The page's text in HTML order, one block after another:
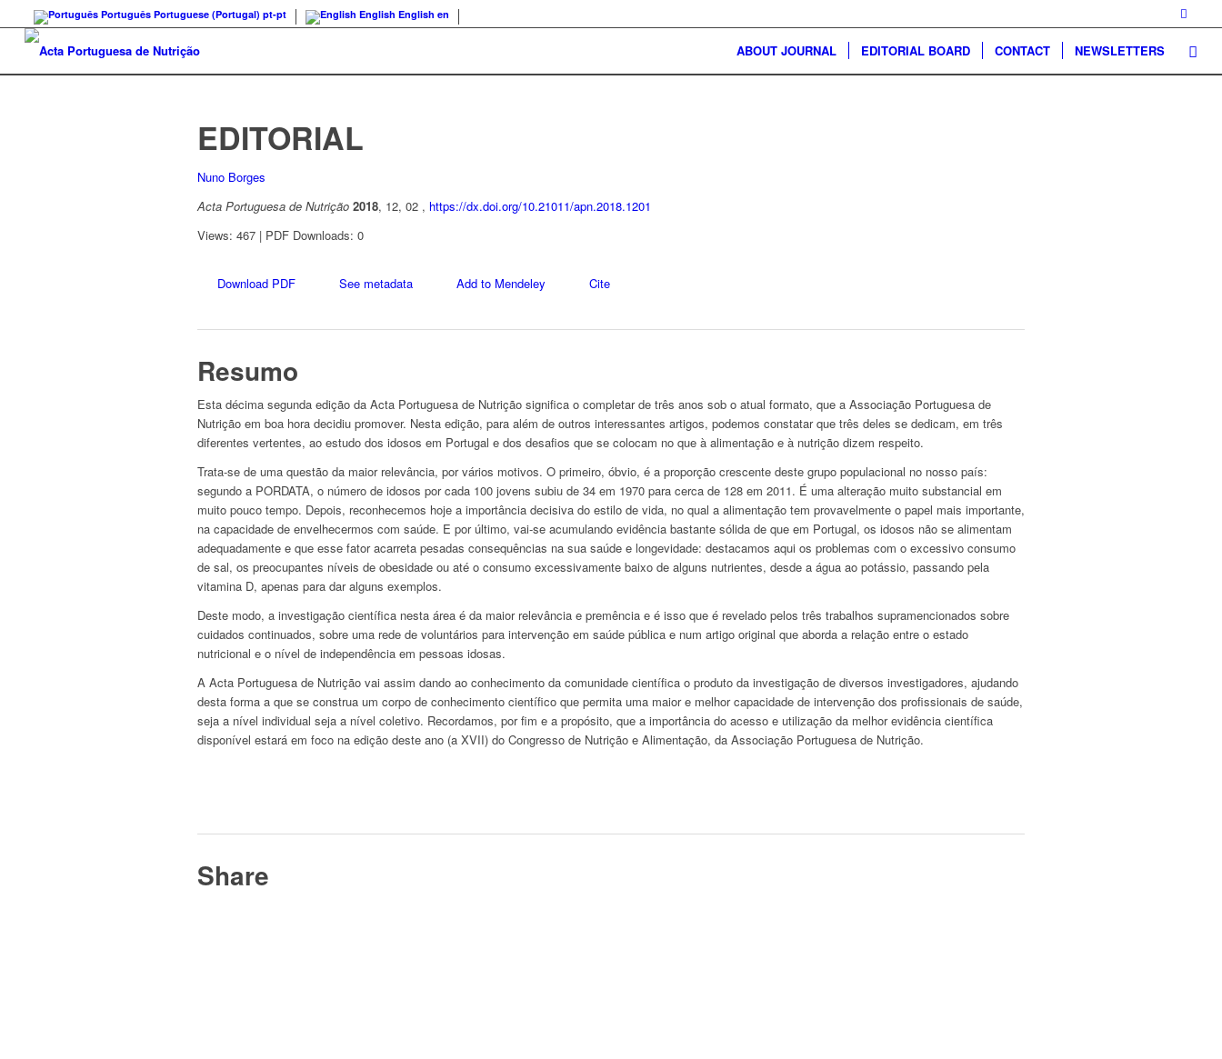
Português Portuguese (Portugal) pt-pt English English en
ABOUT JOURNAL EDITORIAL BOARD CONTACT NEWSLETTERS
EDITORIAL
Nuno Borges
Acta Portuguesa de Nutrição 2018, 12, 02 , https://dx.doi.org/10.21011/apn.2018.1201
Views: 467 | PDF Downloads: 0
Download PDF See metadata Add to Mendeley Cite
Resumo
Esta décima segunda edição da Acta Portuguesa de Nutrição significa o completar de três anos sob o atual formato, que a Associação Portuguesa de
Nutrição em boa hora decidiu promover. Nesta edição, para além de outros interessantes artigos, podemos constatar que três deles se dedicam, em três
diferentes vertentes, ao estudo dos idosos em Portugal e dos desafios que se colocam no que à alimentação e à nutrição dizem respeito.
Trata-se de uma questão da maior relevância, por vários motivos. O primeiro, óbvio, é a proporção crescente deste grupo populacional no nosso país:
segundo a PORDATA, o número de idosos por cada 100 jovens subiu de 34 em 1970 para cerca de 128 em 2011. É uma alteração muito substancial em
muito pouco tempo. Depois, reconhecemos hoje a importância decisiva do estilo de vida, no qual a alimentação tem provavelmente o papel mais importante,
na capacidade de envelhecermos com saúde. E por último, vai-se acumulando evidência bastante sólida de que em Portugal, os idosos não se alimentam
adequadamente e que esse fator acarreta pesadas consequências na sua saúde e longevidade: destacamos aqui os problemas com o excessivo consumo
de sal, os preocupantes níveis de obesidade ou até o consumo excessivamente baixo de alguns nutrientes, desde a água ao potássio, passando pela
vitamina D, apenas para dar alguns exemplos.
Deste modo, a investigação científica nesta área é da maior relevância e premência e é isso que é revelado pelos três trabalhos supramencionados sobre
cuidados continuados, sobre uma rede de voluntários para intervenção em saúde pública e num artigo original que aborda a relação entre o estado
nutricional e o nível de independência em pessoas idosas.
A Acta Portuguesa de Nutrição vai assim dando ao conhecimento da comunidade científica o produto da investigação de diversos investigadores, ajudando
desta forma a que se construa um corpo de conhecimento científico que permita uma maior e melhor capacidade de intervenção dos profissionais de saúde,
seja a nível individual seja a nível coletivo. Recordamos, por fim e a propósito, que a importância do acesso e utilização da melhor evidência científica
disponível estará em foco na edição deste ano (a XVII) do Congresso de Nutrição e Alimentação, da Associação Portuguesa de Nutrição.
Share